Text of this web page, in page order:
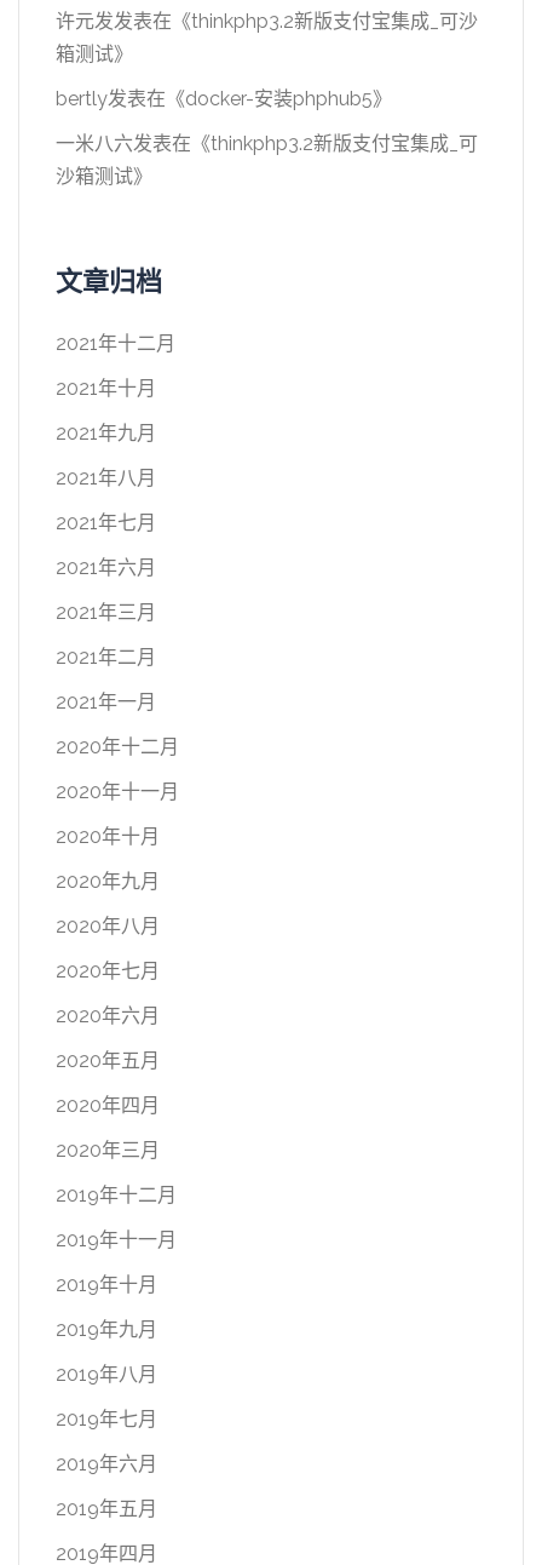
许元发发表在《thinkphp3.2新版支付宝集成_可沙
箱测试》
bertly发表在《docker-安装phphub5》
一米八六发表在《thinkphp3.2新版支付宝集成_可
沙箱测试》
文章归档
2021年十二月
2021年十月
2021年九月
2021年八月
2021年七月
2021年六月
2021年三月
2021年二月
2021年一月
2020年十二月
2020年十一月
2020年十月
2020年九月
2020年八月
2020年七月
2020年六月
2020年五月
2020年四月
2020年三月
2019年十二月
2019年十一月
2019年十月
2019年九月
2019年八月
2019年七月
2019年六月
2019年五月
2019年四月